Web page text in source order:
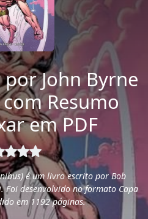
John Byrne
Resumo
em PDF
é um livro escrito por Bob
desenvolvido no formato Capa
em 1192 páginas.